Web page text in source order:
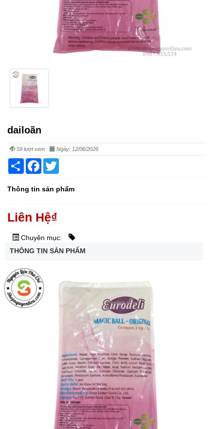
dailoãn
59 lượt xem Ngày: 12/06/2026
Share Facebook
Thông tin sản phẩm
Liên Hệ₫
Chuyên mục:
THÔNG TIN SẢN PHẨM